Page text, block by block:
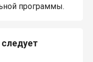
программы.